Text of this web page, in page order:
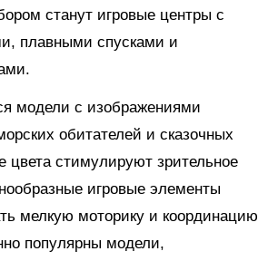
станут игровые центры с
плавными спусками и
модели с изображениями
обитателей и сказочных
цвета стимулируют зрительное
игровые элементы
мелкую моторику и координацию
популярны модели,